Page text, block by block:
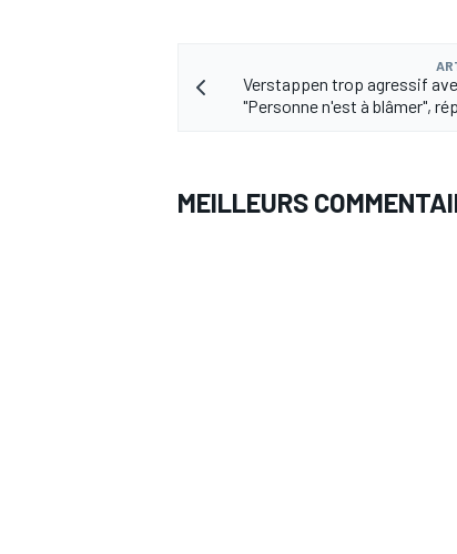
Verstappen trop agressif
"Personne n'est à blâmer",
MEILLEURS